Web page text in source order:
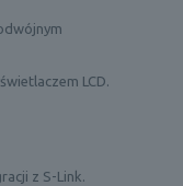
LCD.
z S-Link.